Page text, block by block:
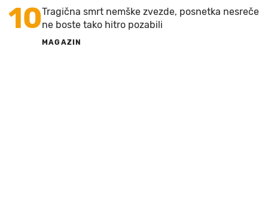
10Tragična smrt nemške zvezde, posnetka nesreče
ne boste tako hitro pozabili
MAGAZIN